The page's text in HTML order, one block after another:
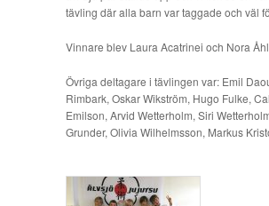
tävling där alla barn var taggade och väl
Vinnare blev Laura Acatrinei och Nora
Övriga deltagare i tävlingen var: Emil
Rimbark, Oskar Wikström, Hugo Fulke,
Emilson, Arvid Wetterholm, Siri
Grunder, Olivia Wilhelmsson, Markus